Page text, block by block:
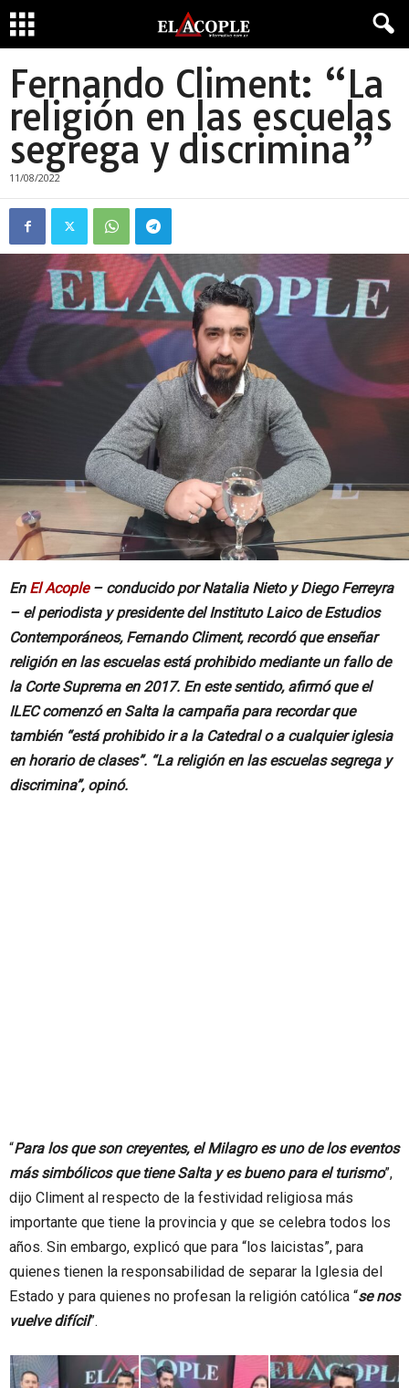
Fernando Climent: “La
religión en las escuelas
segrega y discrimina”
11/08/2022
En El Acople– conducido por Natalia Nieto y Diego Ferreyra
– el periodista y presidente del Instituto Laico de Estudios
Contemporáneos, Fernando Climent, recordó que enseñar
religión en las escuelas está prohibido mediante un fallo de
la Corte Suprema en 2017. En este sentido, afirmó que el
ILEC comenzó en Salta la campaña para recordar que
también “está prohibido ir a la Catedral o a cualquier iglesia
en horario de clases”. “La religión en las escuelas segrega y
discrimina”, opinó.
“Para los que son creyentes, el Milagro es uno de los eventos
más simbólicos que tiene Salta y es bueno para el turismo”,
dijo Climent al respecto de la festividad religiosa más
importante que tiene la provincia y que se celebra todos los
años. Sin embargo, explicó que para “los laicistas”, para
quienes tienen la responsabilidad de separar la Iglesia del
Estado y para quienes no profesan la religión católica “se nos
vuelve difícil”.